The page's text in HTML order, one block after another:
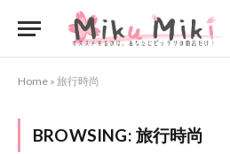
Home » 旅行時尚
BROWSING: 旅行時尚